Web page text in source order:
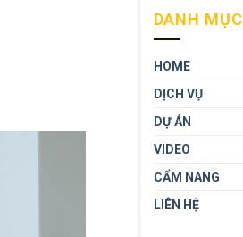
DANH MỤC
HOME
DỊCH VỤ
DỰ ÁN
VIDEO
CẨM NANG
LIÊN HỆ